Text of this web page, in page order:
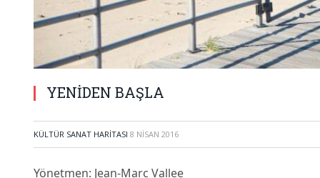
YENİDEN BAŞLA
KÜLTÜR SANAT HARITASI 8 NISAN 2016
Yönetmen: Jean-Marc Vallee